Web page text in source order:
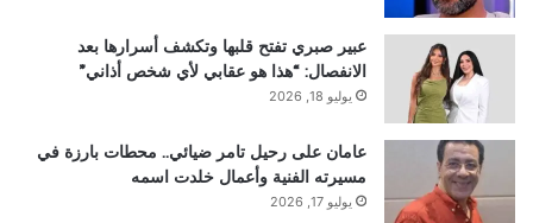
عبير صبري تفتح قلبها وتكشف أسرارها بعد
الانفصال: “هذا هو عقابي لأي شخص أذاني”
يوليو 18, 2026
عامان على رحيل تامر ضيائي.. محطات بارزة في
مسيرته الفنية وأعمال خلدت اسمه
يوليو 17, 2026